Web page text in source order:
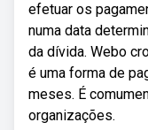
efetuar os
numa data
da dívida. Webo
é uma forma de
meses. É
organizações.